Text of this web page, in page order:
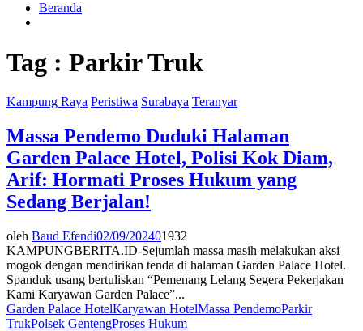
Beranda
Tag : Parkir Truk
Kampung Raya Peristiwa Surabaya Teranyar
Massa Pendemo Duduki Halaman
Garden Palace Hotel, Polisi Kok Diam,
Arif: Hormati Proses Hukum yang
Sedang Berjalan!
oleh Baud Efendi02/09/202401932
KAMPUNGBERITA.ID-Sejumlah massa masih melakukan aksi
mogok dengan mendirikan tenda di halaman Garden Palace Hotel.
Spanduk usang bertuliskan “Pemenang Lelang Segera Pekerjakan
Kami Karyawan Garden Palace”...
Garden Palace HotelKaryawan HotelMassa PendemoParkir
TrukPolsek GentengProses Hukum